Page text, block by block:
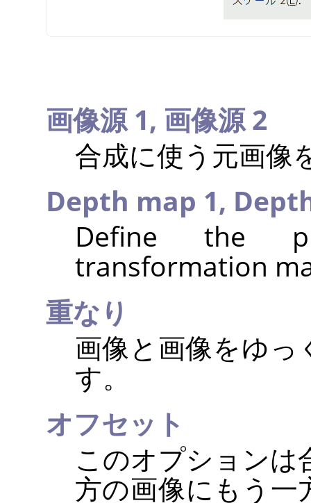
画像源 1, 画像源 2
合成に使う元画像
Depth map 1,
Define the
transformation
重なり
画像と画像をゆ
す。
オフセット
このオプションは
方の画像にもう